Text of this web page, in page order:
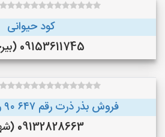
کود حیوانی
09153611745 (بیرجند )
فروش بذر ذرت رقم ۶۴۷ ۹۰ روز تولید ۱۴۰۲
09132828663 (شهرکرد)